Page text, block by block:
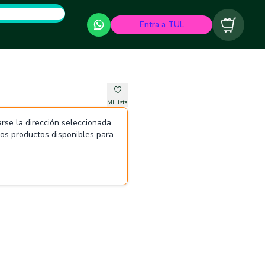
Entra a TUL Carrito
Mi lista
la dirección seleccionada.
productos disponibles para